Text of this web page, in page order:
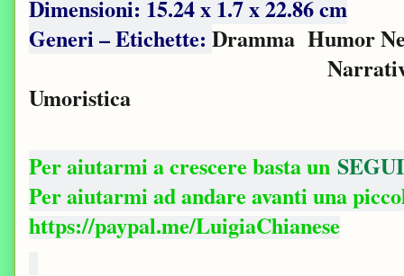
Dimensioni: ‎15.24 x 1.7 x 22.86 cm
Generi – Etichette: Dramma Humor
Umoristica
Per aiutarmi a crescere basta un SEGUI
Per aiutarmi ad andare avanti una
https://paypal.me/LuigiaChianese